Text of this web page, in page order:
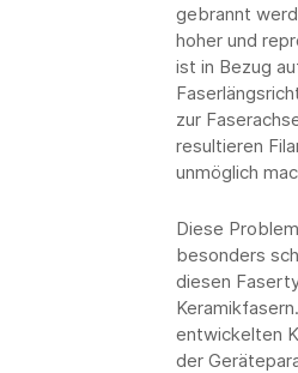
gebrannt
hoher und
ist in Bezug
zur
resultieren
unmöglich
Diese
besonders
diesen
entwickelten
der